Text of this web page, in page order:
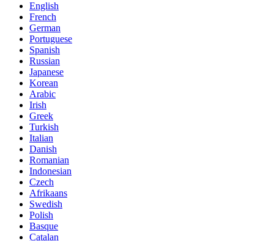
English
French
German
Portuguese
Spanish
Russian
Japanese
Korean
Arabic
Irish
Greek
Turkish
Italian
Danish
Romanian
Indonesian
Czech
Afrikaans
Swedish
Polish
Basque
Catalan